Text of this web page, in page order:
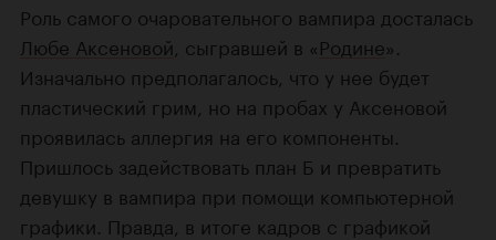
Роль самого очаровательного вампира досталась
Любе Аксеновой, сыгравшей в «Родине».
Изначально предполагалось, что у нее будет
пластический грим, но на пробах у Аксеновой
проявилась аллергия на его компоненты.
Пришлось задействовать план Б и превратить
девушку в вампира при помощи компьютерной
графики. Правда, в итоге кадров с графикой